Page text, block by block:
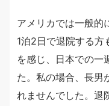
アメリカでは一般的
1泊2日で退院する方
を感じ、日本での一
た。私の場合、長男
れませんでした。退